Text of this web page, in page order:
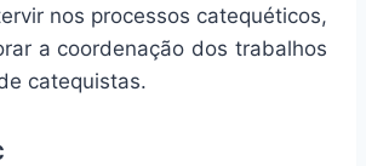
nos processos catequéticos,
a coordenação dos trabalhos
catequistas.